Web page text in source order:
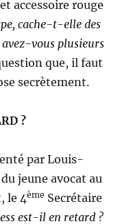
accessoire rouge
cache-t-elle des
vous plusieurs
que, il faut
secrètement.
?
par Louis-
jeune avocat au
le 4ème Secrétaire
est-il en retard ?